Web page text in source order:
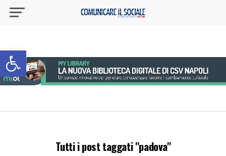
Apri la barra degli strumenti
Tutti i post taggati "padova"